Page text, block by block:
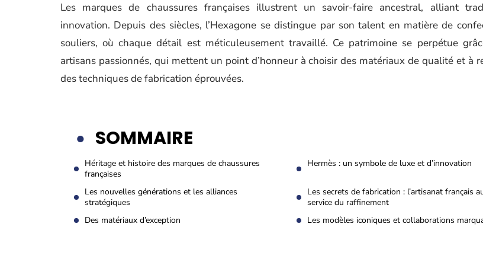
Les marques de chaussures françaises illustrent un savoir-faire ancestral, alliant
innovation. Depuis des siècles, l’Hexagone se distingue par son talent en matière de
souliers, où chaque détail est méticuleusement travaillé. Ce patrimoine se perpétue
artisans passionnés, qui mettent un point d’honneur à choisir des matériaux de qualité et à
des techniques de fabrication éprouvées.
SOMMAIRE
Héritage et histoire des marques de chaussures
françaises
Hermès : un symbole de luxe et d’innovation
Les nouvelles générations et les alliances
stratégiques
Les secrets de fabrication : l’artisanat français
service du raffinement
Des matériaux d’exception
Les modèles iconiques et collaborations